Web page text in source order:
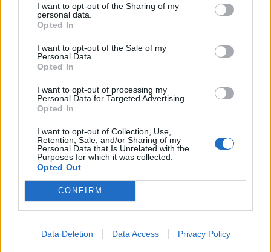
I want to opt-out of the Sharing of my
personal data.
Opted In
I want to opt-out of the Sale of my
Personal Data.
Opted In
I want to opt-out of processing my
Personal Data for Targeted Advertising.
Opted In
I want to opt-out of Collection, Use,
Retention, Sale, and/or Sharing of my
Personal Data that Is Unrelated with the
Purposes for which it was collected.
Opted Out
CONFIRM
Data Deletion Data Access Privacy Policy
COMO (4-2-3-1):Audero; Goldaniga,
Dossena, Kempf, Alberto Moreno;
Engelhardt, Mazzitelli; Strefezza, Nico Paz,
Fadera; Belotti. All. Fabregas.
Empoli-Como: dove vederla in TV?
La gara traEmpoli e Comosarà trasmessa da
DAZNattraverso l'app fruibile su smart tv, oltre
che su console di gioco e dispositivi come
TIMVISION Box, Google Chromecast e Amazon
Fire TV Stick. DAZN è attivabile anche su
Channels'.